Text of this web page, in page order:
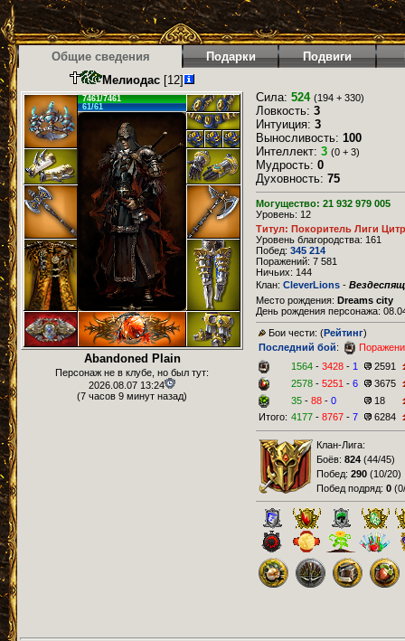
Общие сведения Подарки Подвиги
Мелиодас [12]
7461/7461
61/61
Abandoned Plain
Персонаж не в клубе, но был тут:
2026.08.07 13:24
(7 часов 9 минут назад)
Сила: 524 (194 + 330)
Ловкость: 3
Интуиция: 3
Выносливость: 100
Интеллект: 3 (0 + 3)
Мудрость: 0
Духовность: 75
Могущество: 21 932 979 005
Уровень: 12
Титул: Покоритель Лиги
Уровень благородства: 161
Побед: 345 214
Поражений: 7 581
Ничьих: 144
Клан: CleverLions -
Место рождения: Dreams city
День рождения персонажа:
Бои чести: (Рейтинг)
Последний бой:
1564 - 3428 - 1
2591
2578 - 5251 - 6
3675
35 - 88 - 0
18
Итого: 4177 - 8767 - 7 6284
Клан-Лига:
Боёв: 824 (44/45)
Побед: 290 (10/20)
Побед подряд: 0 (